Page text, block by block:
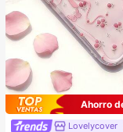
Ahorro
Lovelycover